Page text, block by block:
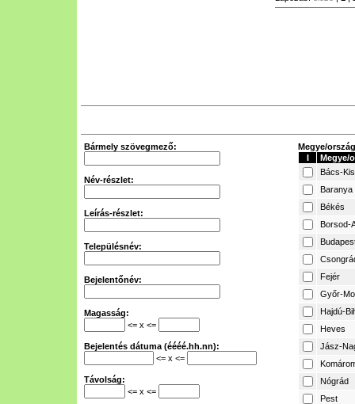
Bármely szövegmező:
Név-részlet:
Leírás-részlet:
Településnév:
Bejelentőnév:
Magasság:
<= x <=
Bejelentés dátuma (éééé.hh.nn):
<= x <=
Távolság:
<= x <=
Megye/
I
Megye/
Bács-
Baranya
Békés
Borsod-
Fejér
Győr-
Hajdú-
Heves
Jász-
Nógrád
Pest